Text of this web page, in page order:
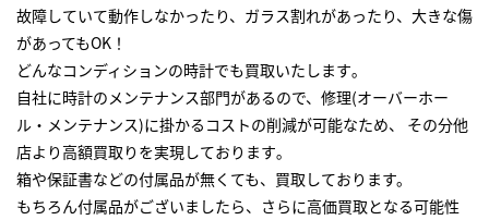
故障していて動作しなかったり、ガラス割れがあったり、大きな傷
があってもOK！
どんなコンディションの時計でも買取いたします｡
自社に時計のメンテナンス部門があるので、修理(オーバーホー
ル・メンテナンス)に掛かるコストの削減が可能なため、 その分他
店より高額買取りを実現しております｡
箱や保証書などの付属品が無くても、買取しております。
もちろん付属品がございましたら、さらに高価買取となる可能性